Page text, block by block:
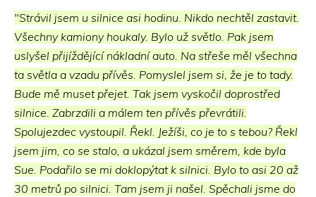
"Strávil jsem u silnice asi hodinu. Nikdo nechtěl zastavit.
Všechny kamiony houkaly. Bylo už světlo. Pak jsem
uslyšel přijíždějící nákladní auto. Na střeše měl všechna
ta světla a vzadu přívěs. Pomyslel jsem si, že je to tady.
Bude mě muset přejet. Tak jsem vyskočil doprostřed
silnice. Zabrzdili a málem ten přívěs převrátili.
Spolujezdec vystoupil. Řekl. Ježíši, co je to s tebou? Řekl
jsem jim, co se stalo, a ukázal jsem směrem, kde byla
Sue. Podařilo se mi doklopýtat k silnici. Bylo to asi 20 až
30 metrů po silnici. Tam jsem ji našel. Spěchali jsme do